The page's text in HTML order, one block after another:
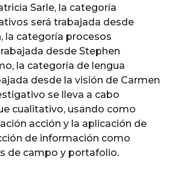
Sarle, la categoría
será trabajada desde
la categoría procesos
desde Stephen
la categoría de lengua
desde la visión de Carmen
se lleva a cabo
cualitativo, usando como
acción y la aplicación de
de información como
de campo y portafolio.